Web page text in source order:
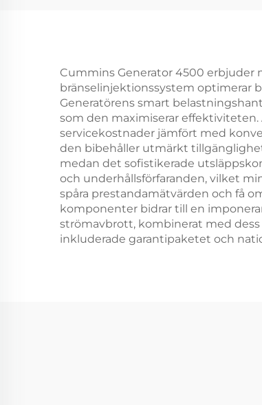
Cummins Generator 4500 erbjuder
bränselinjektionssystem optimerar
Generatörens smart
som den maximiserar
servicekostnader jämfört med
den bibehåller utmärkt
medan det sofistikerade
och underhållsförfaranden, vilket
spåra prestandamätvärden och få
komponenter bidrar till en
strömavbrott, kombinerat med
inkluderade garantipaketet och